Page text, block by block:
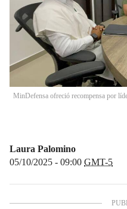
MinDefensa ofreció recompensa por
Laura Palomino
05/10/2025 - 09:00 GMT-5